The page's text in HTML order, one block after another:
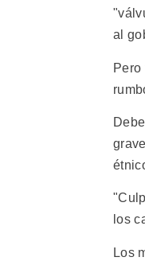
al
los
Los